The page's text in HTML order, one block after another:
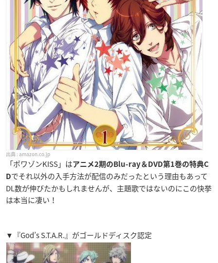
amazon.co.jp
「ポワゾンKISS」はアニメ2期のBlu-ray＆DVD第1巻の特典C
Dでそれ以外の入手方法が配信のみだったという理由もあって
DL数が伸びたかもしれませんが、主題歌ではないのにこの快挙
は本当に凄い！
▼『God’s S.T.A.R.』がゴールドディスク認定